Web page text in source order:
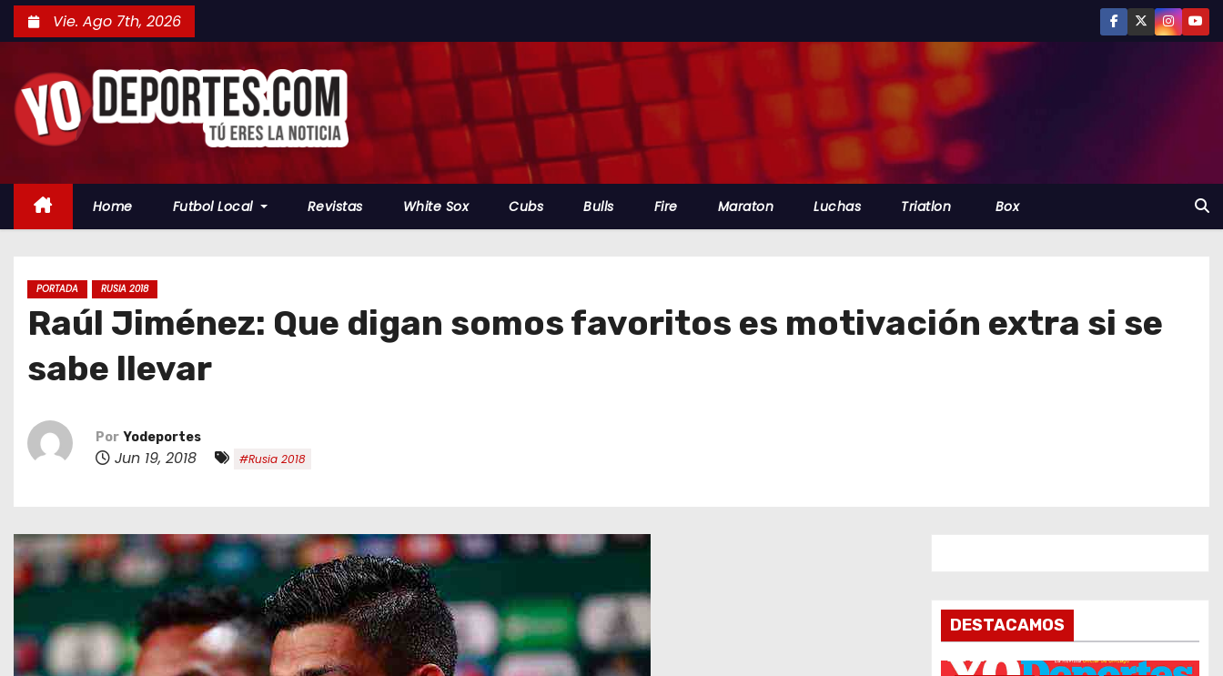
a
l
Vie. Ago 7th, 2026
Home Futbol Local Revistas White Sox Cubs Bulls Fire Maraton Luchas Triatlon Box
PORTADA RUSIA 2018
Raúl Jiménez: Que digan somos favoritos es motivación extra si se
sabe llevar
Por Yodeportes
Jun 19, 2018 #Rusia 2018
DESTACAMOS